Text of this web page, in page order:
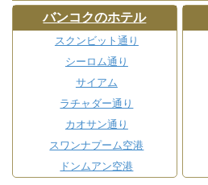
バンコクのホテル
スクンビット通り
シーロム通り
サイアム
ラチャダー通り
カオサン通り
スワンナプーム空港
ドンムアン空港